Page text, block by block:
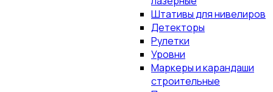
Штативы для нивелиров
Детекторы
Рулетки
Уровни
Маркеры и карандаши
строительные